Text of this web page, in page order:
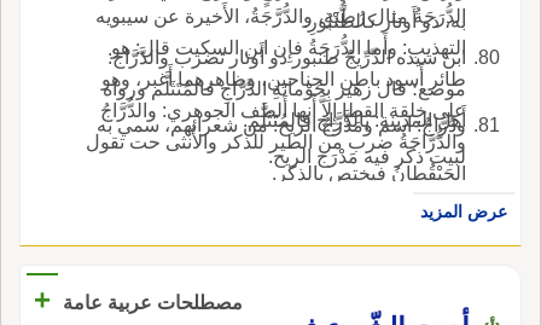
الدُّرَجَةُ مثال رُطَبَةٍ، والدُّرَّجَةُ، الأَخيرة عن سيبويه
التهذيب: وأَما الدُّرَجَةُ فإِن ابن السكيت قال: هو
طائر أَسود باطن الجناحين، وظاهرهما أَغبر، وهو
على خلقة القطا إِلاَّ أَنها أَلطف الجوهري: والدُّرَّاجُ
والدُّرَّاجَةُ ضرب من الطير للذكر والأُنثى حت تقول
الحَيْقُطانُ فيختص بالذكر.
به، ذو أَوتار كالطُّنْبُورِ.
ابن سيده الدِّرِّيجُ طنبور ذو أَوتار تضرب والدَّرَّاج:
موضع؛ قال زهير بِحَوْمانَةِ الدَّرَّاجِ فالمُتَثَلَّم ورواه
أَهل المدينة: بالدَّرَّاج فالمُتَثَلَّم.
ودُرَّاجٌ: اسم ومَدْرَجُ الريح: من شعرائهم، سمي به
لبيت ذكر فيه مَدْرَج الريح.
عرض المزيد
مصطلحات عربية عامة +